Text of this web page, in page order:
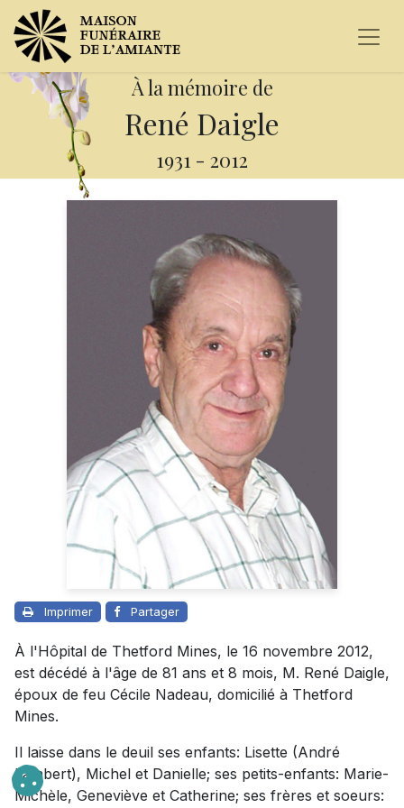
À la mémoire de
René Daigle
1931 - 2012
Imprimer Partager
À l'Hôpital de Thetford Mines, le 16 novembre 2012,
est décédé à l'âge de 81 ans et 8 mois, M. René Daigle,
époux de feu Cécile Nadeau, domicilié à Thetford
Mines.
Il laisse dans le deuil ses enfants: Lisette (André
Lambert), Michel et Danielle; ses petits-enfants: Marie-
Michèle, Geneviève et Catherine; ses frères et soeurs: